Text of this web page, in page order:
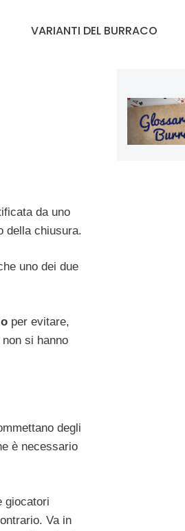
VARIANTI DEL BURRACO
da uno
della chiusura.
uno dei due
per evitare,
si hanno
degli
è necessario
giocatori
Va in